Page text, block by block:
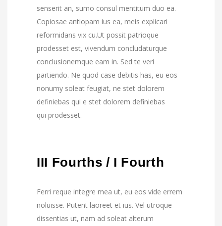
senserit an, sumo consul mentitum duo ea.
Copiosae antiopam ius ea, meis explicari
reformidans vix cu.Ut possit patrioque
prodesset est, vivendum concludaturque
conclusionemque eam in. Sed te veri
partiendo. Ne quod case debitis has, eu eos
nonumy soleat feugiat, ne stet dolorem
definiebas qui e stet dolorem definiebas
qui prodesset.
III Fourths / I Fourth
Ferri reque integre mea ut, eu eos vide errem
noluisse. Putent laoreet et ius. Vel utroque
dissentias ut, nam ad soleat alterum